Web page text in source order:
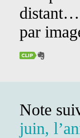
distant…
par
Note
juin,